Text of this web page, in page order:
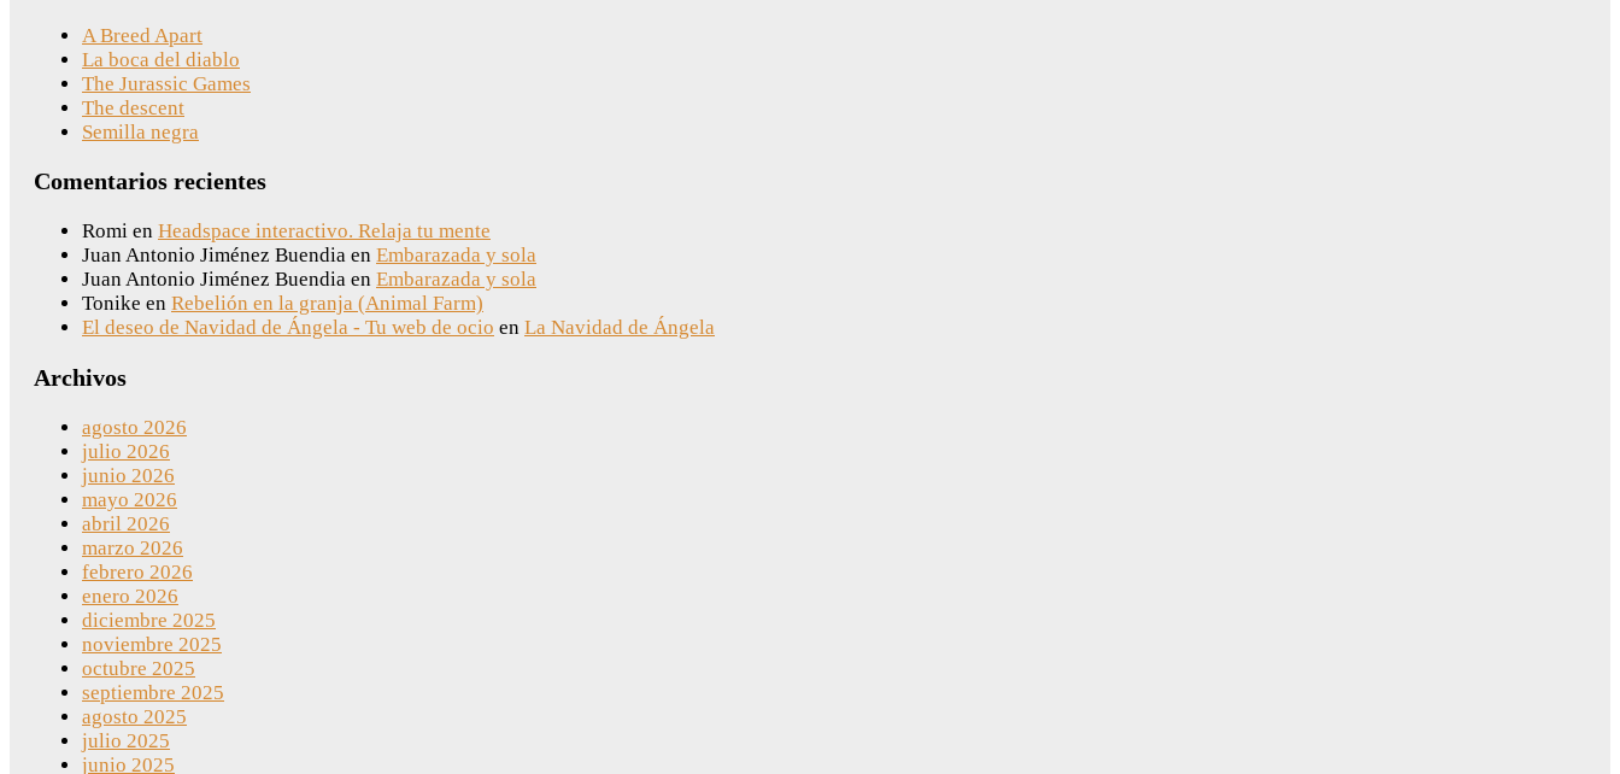
A Breed Apart
La boca del diablo
The Jurassic Games
The descent
Semilla negra
Comentarios recientes
Romi en Headspace interactivo. Relaja tu mente
Juan Antonio Jiménez Buendia en Embarazada y sola
Juan Antonio Jiménez Buendia en Embarazada y sola
Tonike en Rebelión en la granja (Animal Farm)
El deseo de Navidad de Ángela - Tu web de ocio en La Navidad de Ángela
Archivos
agosto 2026
julio 2026
junio 2026
mayo 2026
abril 2026
marzo 2026
febrero 2026
enero 2026
diciembre 2025
noviembre 2025
octubre 2025
septiembre 2025
agosto 2025
julio 2025
junio 2025